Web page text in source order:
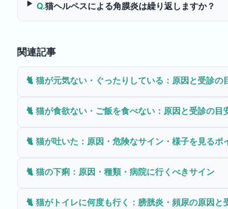
Q.猫ヘルペスによる角膜炎は繰り返しますか？
関連記事
🐈 猫が元気ない・ぐったりしている：原因と受診の
🐈 猫が食欲ない・ご飯を食べない：原因と受診の目
🐈 猫が吐いた：原因・危険なサイン・様子を見るポ
🐈 猫の下痢：原因・種類・病院に行くべきサイン
🐈 猫がトイレに何度も行く：膀胱炎・頻尿の原因と